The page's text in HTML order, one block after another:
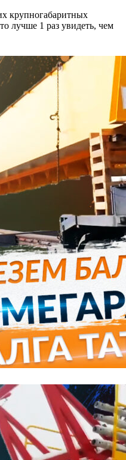
крупногабаритных
лучше 1 раз увидеть, чем